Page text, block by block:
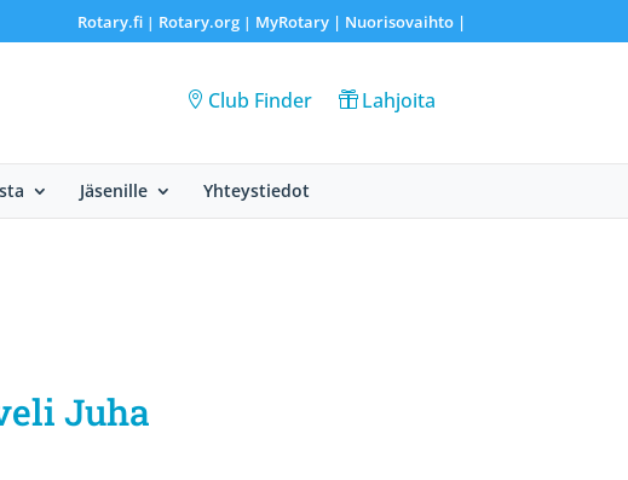
Rotary.fi| Rotary.org| MyRotary | Nuorisovaihto|
Club Finder Lahjoita
Jäsenille Yhteystiedot
Juha